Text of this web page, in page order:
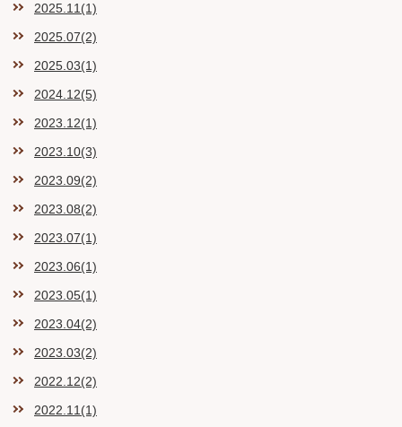
2025.11(1)
2025.07(2)
2025.03(1)
2024.12(5)
2023.12(1)
2023.10(3)
2023.09(2)
2023.08(2)
2023.07(1)
2023.06(1)
2023.05(1)
2023.04(2)
2023.03(2)
2022.12(2)
2022.11(1)